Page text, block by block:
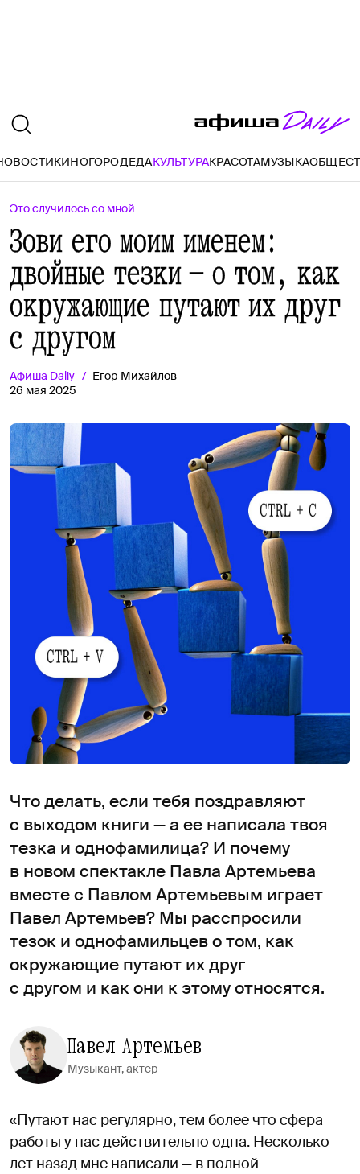
КИНОГОРОДЕДАКУЛЬТУРАКРАСОТАМУЗЫКА
Это случилось со мной
Зови его моим именем:
двойные тезки — о том, как
окружающие путают их друг
с другом
Афиша Daily
Егор Михайлов
26 мая 2025
Что делать, если тебя поздравляют
с выходом книги — а ее написала твоя
тезка и однофамилица? И почему
в новом спектакле Павла Артемьева
вместе с Павлом Артемьевым играет
Павел Артемьев? Мы расспросили
тезок и однофамильцев о том, как
окружающие путают их друг
с другом и как они к этому относятся.
Павел Артемьев
Музыкант, актер
«Путают нас регулярно, тем более что сфера
работы у нас действительно одна. Несколько
лет назад мне написали — в полной